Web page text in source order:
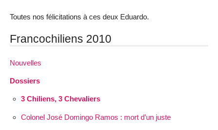
Toutes nos félicitations à ces deux Eduardo.
Francochiliens 2010
Nouvelles
Dossiers
3 Chiliens, 3 Chevaliers
Colonel José Domingo Ramos : mort d’un juste